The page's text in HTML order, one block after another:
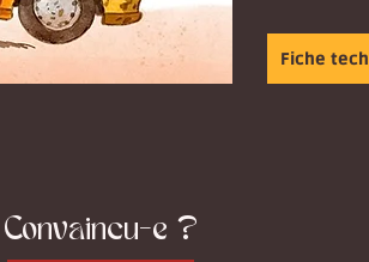
Fiche
Convaincu-e ?